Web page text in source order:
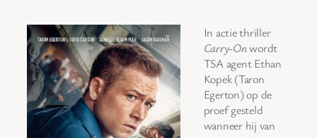
In actie thriller
Carry-Onwordt
TSA agent Ethan
Kopek (Taron
Egerton) op de
proef gesteld
wanneer hij van